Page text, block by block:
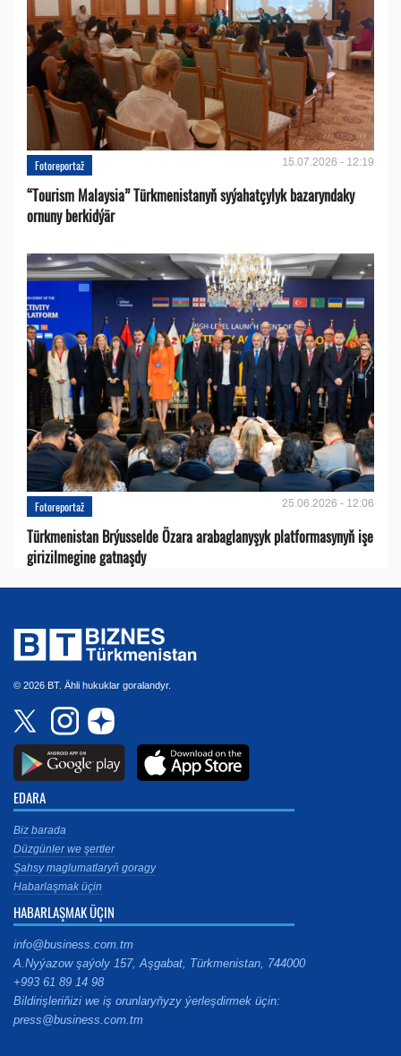
Fotoreportaž 15.07.2026 - 12:19
“Tourism Malaysia” Türkmenistanyň syýahatçylyk bazaryndaky
ornuny berkidýär
Fotoreportaž 25.06.2026 - 12:06
Türkmenistan Brýusselde Özara arabaglanyşyk platformasynyň işe
girizilmegine gatnaşdy
© 2026 BT. Ähli hukuklar goralandyr.
EDARA
Biz barada
Düzgünler we şertler
Şahsy maglumatlaryň goragy
Habarlaşmak üçin
HABARLAŞMAK ÜÇIN
info@business.com.tm
A.Nyýazow şaýoly 157, Aşgabat, Türkmenistan, 744000
+993 61 89 14 98
Bildirişleriňizi we iş orunlaryňyzy ýerleşdirmek üçin:
press@business.com.tm